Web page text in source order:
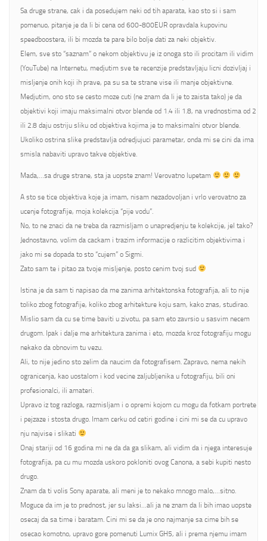
Sa druge strane, cak i da posedujem neki od tih aparata, kao sto si i sam
pomenuo, pitanje je da li bi cena od 600-800EUR opravdala kupovinu
speedboostera, ili bi mozda te pare bilo bolje dati za neki objektiv.
Elem, sve sto “saznam” o nekom objektivu je iz onoga sto ili procitam ili vidim
(YouTube) na Internetu, medjutim sve te recenzije predstavljaju licni dozivljaj i
misljenje onih koji ih prave, pa su sa te strane vise ili manje objektivne.
Medjutim, ono sto se cesto moze cuti (ne znam da li je to zaista tako) je da
objektivi koji imaju maksimalni otvor blende od 1.4 ili 1.8, na vrednostima od 2
ili 2.8 daju ostriju sliku od objektiva kojima je to maksimalni otvor blende.
Ukoliko ostrina slike predstavlja odredjujuci parametar, onda mi se cini da ima
smisla nabaviti upravo takve objektive.
Mada,…sa druge strane, sta ja uopste znam! Verovatno lupetam
A sto se tice objektiva koje ja imam, nisam nezadovoljan i vrlo verovatno za
ucenje fotografije, moja kolekcija “pije vodu”.
No, to ne znaci da ne treba da razmisljam o unapredjenju te kolekcije, jel tako?
Jednostavno, volim da cackam i trazim informacije o razlicitim objektivima i
jako mi se dopada to sto “cujem” o Sigmi.
Zato sam te i pitao za tvoje misljenje, posto cenim tvoj sud
Istina je da sam ti napisao da me zanima arhitektonska fotografija, ali to nije
toliko zbog fotografije, koliko zbog arhitekture koju sam, kako znas, studirao.
Mislio sam da cu se time baviti u zivotu, pa sam eto zavrsio u sasvim necem
drugom. Ipak i dalje me arhitektura zanima i eto, mozda kroz fotografiju mogu
nekako da obnovim tu vezu.
Ali, to nije jedino sto zelim da naucim da fotografisem. Zapravo, nema nekih
ogranicenja, kao uostalom i kod vecine zaljubljenika u fotografiju, bili oni
profesionalci, ili amateri.
Upravo iz tog razloga, razmisljam i o opremi kojom cu mogu da fotkam portrete
i pejzaze i stosta drugo. Imam cerku od cetiri godine i cini mi se da cu upravo
nju najvise i slikati
Onaj stariji od 16 godina mi ne da da ga slikam, ali vidim da i njega interesuje
fotografija, pa cu mu mozda uskoro pokloniti ovog Canona, a sebi kupiti nesto
drugo.
Znam da ti volis Sony aparate, ali meni je to nekako mnogo malo,…sitno.
Moguce da im je to prednost, jer su laksi…ali ja ne znam da li bih imao uopste
osecaj da sa time i baratam. Cini mi se da je ono najmanje sa cime bih se
osecao komotno, upravo gore pomenuti Lumix GH5, ali i prema njemu imam